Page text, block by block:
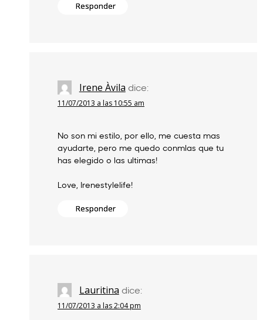
Responder
Irene Àvila dice:
11/07/2013 a las 10:55 am
No son mi estilo, por ello, me cuesta mas
ayudarte, pero me quedo conmlas que tu
has elegido o las ultimas!
Love, Irenestylelife!
Responder
Lauritina dice:
11/07/2013 a las 2:04 pm